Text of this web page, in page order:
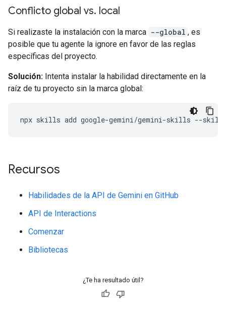
Conflicto global vs. local
Si realizaste la instalación con la marca --global , es
posible que tu agente la ignore en favor de las reglas
específicas del proyecto.
Solución: Intenta instalar la habilidad directamente en la
raíz de tu proyecto sin la marca global:
npx skills add google-gemini/gemini-skills --skill
Recursos
Habilidades de la API de Gemini en GitHub
API de Interactions
Comenzar
Bibliotecas
¿Te ha resultado útil?